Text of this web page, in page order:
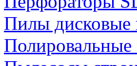
Пилы дисковые